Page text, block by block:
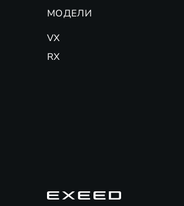
МОДЕЛИ
VX
RX